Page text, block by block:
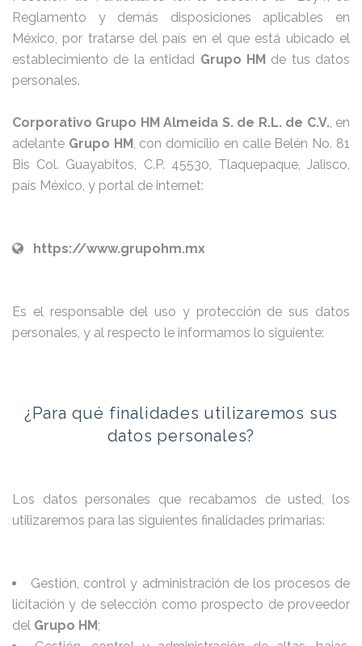
Reglamento y demás disposiciones aplicables en
México, por tratarse del país en el que está ubicado el
establecimiento de la entidad Grupo HM de tus datos
personales.
Corporativo Grupo HM Almeida S. de R.L. de C.V., en
adelante Grupo HM , con domicilio en calle Belén No. 81
Bis Col. Guayabitos, C.P. 45530, Tlaquepaque, Jalisco,
país México, y portal de internet:
https://www.grupohm.mx
Es el responsable del uso y protección de sus datos
personales, y al respecto le informamos lo siguiente:
¿Para qué finalidades utilizaremos sus
datos personales?
Los datos personales que recabamos de usted, los
utilizaremos para las siguientes finalidades primarias:
Gestión, control y administración de los procesos de
licitación y de selección como prospecto de proveedor
del Grupo HM ;